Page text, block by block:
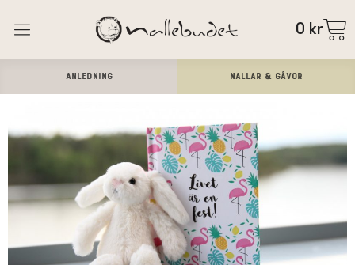
0 kr
ANLEDNING Nallar & Gåvor